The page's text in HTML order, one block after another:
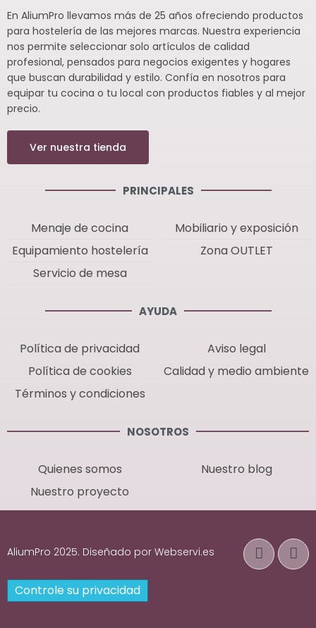
En AliumPro llevamos más de 25 años ofreciendo productos
para hostelería de las mejores marcas. Nuestra experiencia
nos permite seleccionar solo artículos de calidad
profesional, pensados para negocios exigentes y hogares
que buscan durabilidad y estilo. Confía en nosotros para
equipar tu cocina o tu local con productos fiables y al mejor
precio.
Ver nuestra tienda
PRINCIPALES
Menaje de cocina
Equipamiento hostelería
Servicio de mesa
Mobiliario y exposición
Zona OUTLET
AYUDA
Política de privacidad
Política de cookies
Términos y condiciones
Aviso legal
Calidad y medio ambiente
NOSOTROS
Quienes somos
Nuestro proyecto
Nuestro blog
AliumPro 2025. Diseñado por Webservi.es
Controle su privacidad